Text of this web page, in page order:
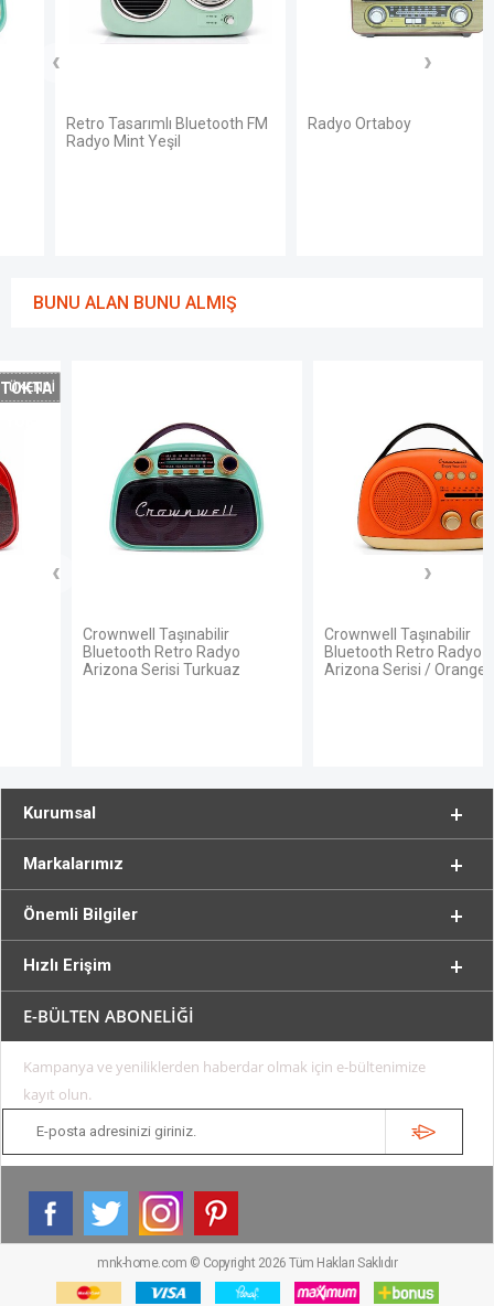
Retro Tasarımlı Bluetooth FM
Radyo Mint Yeşil
Radyo Ortaboy
BUNU ALAN BUNU ALMIŞ
Crownwell Taşınabilir
Bluetooth Retro Radyo
Arizona Serisi Turkuaz
Crownwell Taşınabilir
Bluetooth Retro Radyo
Arizona Serisi / Orange
Kurumsal
Markalarımız
Önemli Bilgiler
Hızlı Erişim
E-BÜLTEN ABONELİĞİ
Kampanya ve yeniliklerden haberdar olmak için e-bültenimize
kayıt olun.
mnk-home.com © Copyright 2026 Tüm Hakları Saklıdır